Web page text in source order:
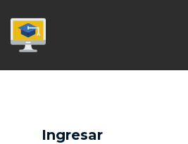
Ingresar